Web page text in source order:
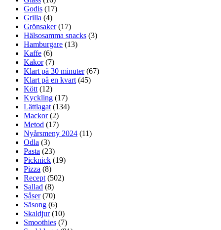
Godis (17)
Grilla (4)
Grönsaker(17)
Hälsosamma snacks (3)
Hamburgare (13)
Kaffe (6)
Kakor(7)
Klart på 30 minuter(67)
Klart på en kvart (45)
Kött (12)
Kyckling (17)
Lättlagat (134)
Mackor(2)
Metod (17)
Nyårsmeny 2024 (11)
Odla (3)
Pasta (23)
Picknick (19)
Pizza (8)
Recept (502)
Sallad (8)
Såser(70)
Säsong (6)
Skaldjur(10)
Smoothies (7)